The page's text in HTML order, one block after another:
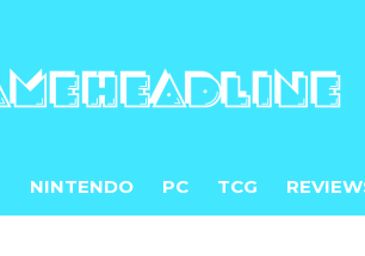
NINTENDO PC TCG